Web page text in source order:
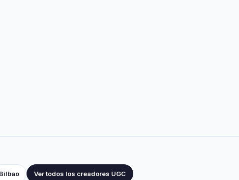
Bilbao Ver todos los creadores UGC